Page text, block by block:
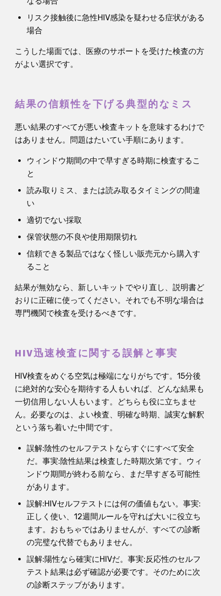
リスク接触後に急性HIV感染を疑わせる症状がある
場合
こうした場面では、医療のサポートを受けた検査の方
がよい選択です。
結果の信頼性を下げる典型的なミス
悪い結果のすべてが悪い検査キットを意味するわけで
はありません。問題はたいてい手順にあります。
ウィンドウ期間の中で早すぎる時期に検査するこ
と
読み取りミス、または読み取るタイミングの間違
い
適切でない採取
保管状態の不良や使用期限切れ
信頼できる製品ではなく怪しい販売元から購入す
ること
結果が無効なら、新しいキットでやり直し、説明書ど
おりに正確に使ってください。それでも不明な場合は
専門機関で検査を受けるべきです。
HIV迅速検査に関する誤解と事実
HIV検査をめぐる空気は極端になりがちです。15分後
に絶対的な安心を期待する人もいれば、どんな結果も
一切信用しない人もいます。どちらも役に立ちませ
ん。必要なのは、よい検査、明確な時期、誠実な解釈
という落ち着いた中間です。
誤解:陰性のセルフテストならすぐにすべて安全
だ。事実:陰性結果は検査した時期次第です。ウィ
ンドウ期間が終わる前なら、まだ早すぎる可能性
があります。
誤解:HIVセルフテストには何の価値もない。事実:
正しく使い、12週間ルールを守れば大いに役立ち
ます。おもちゃではありませんが、すべての診断
の完璧な代替でもありません。
誤解:陽性なら確実にHIVだ。事実:反応性のセルフ
テスト結果は必ず確認が必要です。そのために次
の診断ステップがあります。